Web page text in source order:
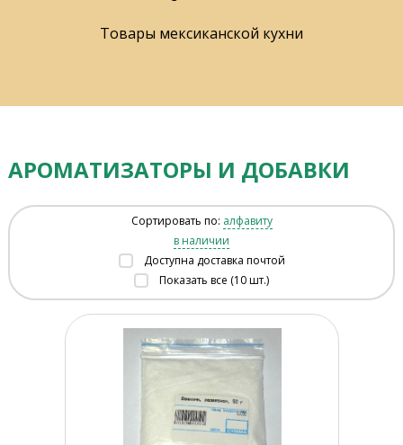
Товары мексиканской кухни
АРОМАТИЗАТОРЫ И ДОБАВКИ
Сортировать по: алфавиту
в наличии
Доступна доставка почтой
Показать все (10 шт.)